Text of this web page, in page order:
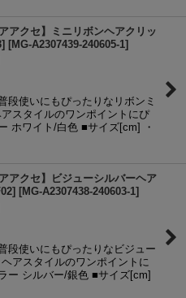
アクセ】ミニリボンヘアクリッ
[MG-A2307439-240605-1]
段使いにもぴったりなリボンミ
スタイルのワンポイントにぴ
ホワイト/白色 ■サイズ[cm] ・
アクセ】ビジューシルバーヘア
[MG-A2307438-240603-1]
段使いにもぴったりなビジュー
アスタイルのワンポイントに
ー シルバー/銀色 ■サイズ[cm]